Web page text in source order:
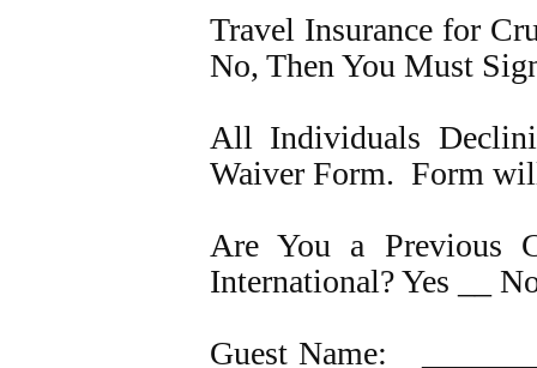
Travel Insurance for
No, Then You Must
All Individuals
Waiver Form. Form
Are You a Previous
International?​ Yes __
Guest Name: